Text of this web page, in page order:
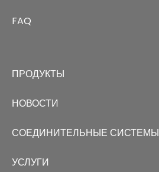
FAQ
ПРОДУКТЫ
НОВОСТИ
СОЕДИНИТЕЛЬНЫЕ СИСТЕМЫ
УСЛУГИ